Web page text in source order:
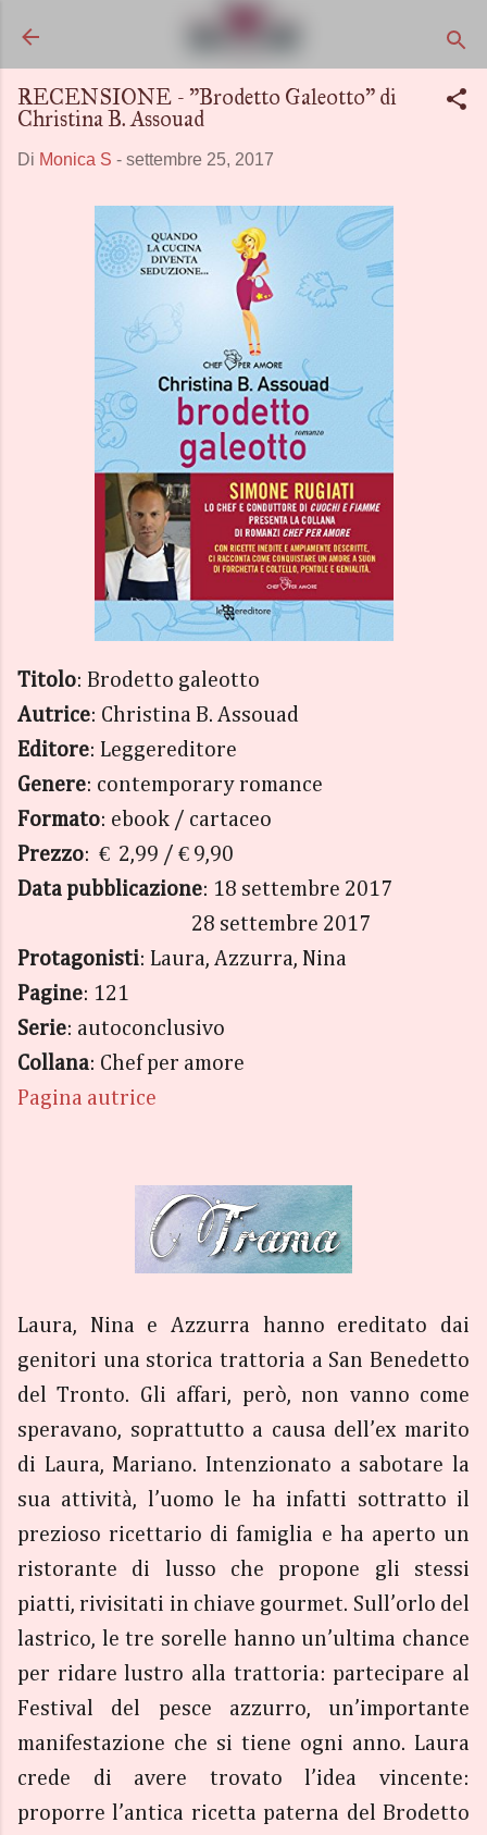
RECENSIONE - "Brodetto Galeotto" di
Christina B. Assouad
Di Monica S - settembre 25, 2017
Titolo: Brodetto galeotto
Autrice: Christina B. Assouad
Editore: Leggereditore
Genere: contemporary romance
Formato: ebook / cartaceo
Prezzo: € 2,99 / € 9,90
Data pubblicazione: 18 settembre 2017
28 settembre 2017
Protagonisti: Laura, Azzurra, Nina
Pagine: 121
Serie: autoconclusivo
Collana: Chef per amore
Pagina autrice
Laura, Nina e Azzurra hanno ereditato dai
genitori una storica trattoria a San Benedetto
del Tronto. Gli affari, però, non vanno come
speravano, soprattutto a causa dell’ex marito
di Laura, Mariano. Intenzionato a sabotare la
sua attività, l’uomo le ha infatti sottratto il
prezioso ricettario di famiglia e ha aperto un
ristorante di lusso che propone gli stessi
piatti, rivisitati in chiave gourmet. Sull’orlo del
lastrico, le tre sorelle hanno un’ultima chance
per ridare lustro alla trattoria: partecipare al
Festival del pesce azzurro, un’importante
manifestazione che si tiene ogni anno. Laura
crede di avere trovato l’idea vincente:
proporre l’antica ricetta paterna del Brodetto